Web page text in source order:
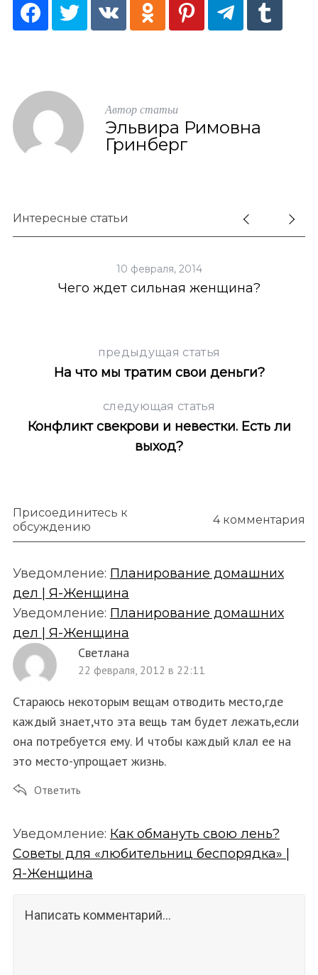
Автор статьи
Эльвира Римовна
Гринберг
Интересные статьи
10 февраля, 2014
Чего ждет сильная женщина?
предыдущая статья
На что мы тратим свои деньги?
следующая статья
Конфликт свекрови и невестки. Есть ли
выход?
Присоединитесь к
обсуждению
4 комментария
Уведомление: Планирование домашних
дел | Я-Женщина
Уведомление: Планирование домашних
дел | Я-Женщина
Светлана
22 февраля, 2012 в 22:11
Стараюсь некоторым вещам отводить место,где
каждый знает,что эта вещь там будет лежать,если
она потребуется ему. И чтобы каждый клал ее на
это место-упрощает жизнь.
Ответить
Уведомление: Как обмануть свою лень?
Советы для «любительниц беспорядка» |
Я-Женщина